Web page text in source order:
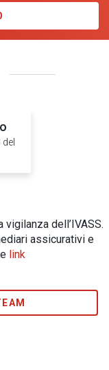
dell’IVASS.
assicurativi e
link